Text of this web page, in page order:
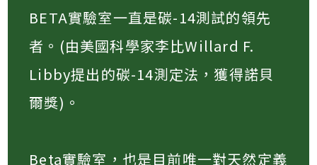
BETA實驗室一直是碳-14測試的領先
者。(由美國科學家李比Willard F.
Libby提出的碳-14測定法，獲得諾貝
爾獎)。​
Beta實驗室，也是目前唯一對天然定義